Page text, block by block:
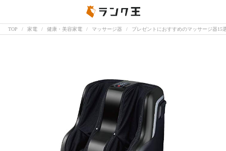
TOP 家電 健康・美容家電 マッサージ器 プレゼントにおすすめのマッサージ器15